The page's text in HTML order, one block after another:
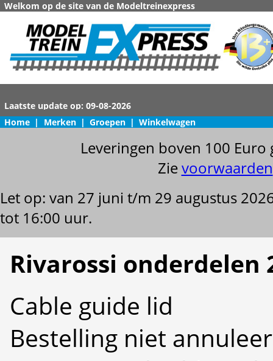
Welkom op de site van de Modeltreinexpress
Home | Merken | Groepen | Winkelwagen
Leveringen boven 100
Zievoorwaarden
Let op: van 27 juni t/m 29 augustus
tot 16:00 uur.
Rivarossi onderdelen
Cable guide lid
Bestelling niet